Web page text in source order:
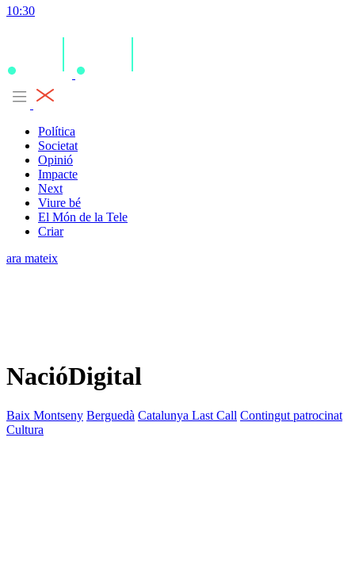
10:30
Política
Societat
Opinió
Impacte
Next
Viure bé
El Món de la Tele
Criar
ara mateix
NacióDigital
Baix Montseny Berguedà Catalunya Last Call Contingut patrocinat
Cultura